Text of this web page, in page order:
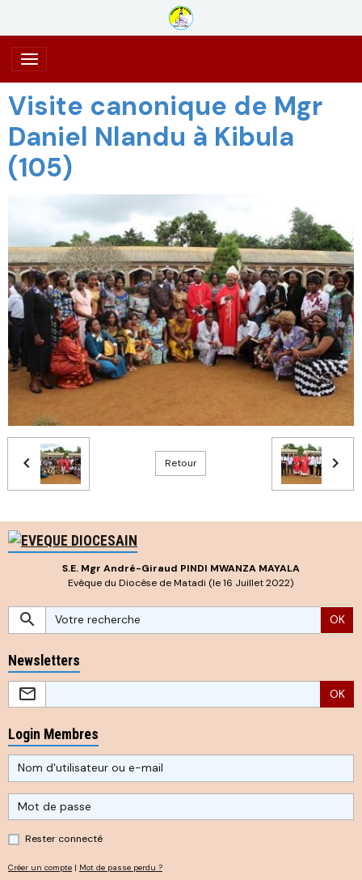
Visite canonique de Mgr
Daniel Nlandu à Kibula
(105)
Retour
S.E. Mgr André-Giraud PINDI MWANZA MAYALA
Evêque du Diocèse de Matadi (le 16 Juillet 2022)
OK
Newsletters
OK
Login Membres
Rester connecté
Créer un compte | Mot de passe perdu ?